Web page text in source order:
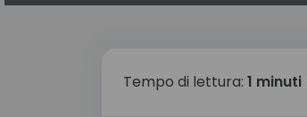
Tempo di lettura: 1 minuti